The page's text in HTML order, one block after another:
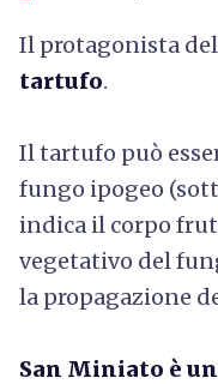
Il protagonista
tartufo.
Il tartufo può
fungo ipogeo
indica il corpo
vegetativo del
la propagazione
San Miniato è